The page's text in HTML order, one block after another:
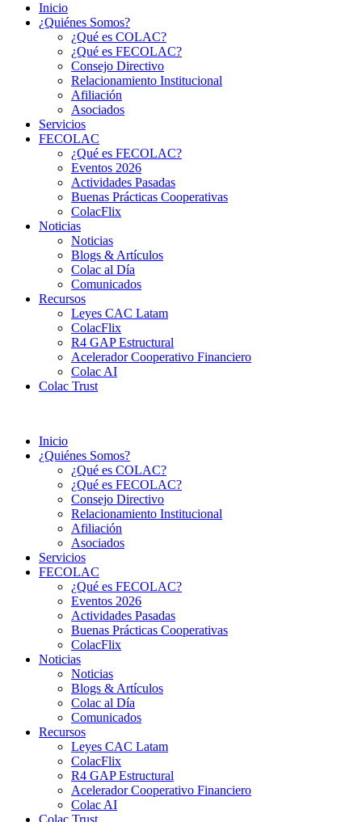
Inicio
¿Quiénes Somos?
¿Qué es COLAC?
¿Qué es FECOLAC?
Consejo Directivo
Relacionamiento Institucional
Afiliación
Asociados
Servicios
FECOLAC
¿Qué es FECOLAC?
Eventos 2026
Actividades Pasadas
Buenas Prácticas Cooperativas
ColacFlix
Noticias
Noticias
Blogs & Artículos
Colac al Día
Comunicados
Recursos
Leyes CAC Latam
ColacFlix
R4 GAP Estructural
Acelerador Cooperativo Financiero
Colac AI
Colac Trust
Inicio
¿Quiénes Somos?
¿Qué es COLAC?
¿Qué es FECOLAC?
Consejo Directivo
Relacionamiento Institucional
Afiliación
Asociados
Servicios
FECOLAC
¿Qué es FECOLAC?
Eventos 2026
Actividades Pasadas
Buenas Prácticas Cooperativas
ColacFlix
Noticias
Noticias
Blogs & Artículos
Colac al Día
Comunicados
Recursos
Leyes CAC Latam
ColacFlix
R4 GAP Estructural
Acelerador Cooperativo Financiero
Colac AI
Colac Trust